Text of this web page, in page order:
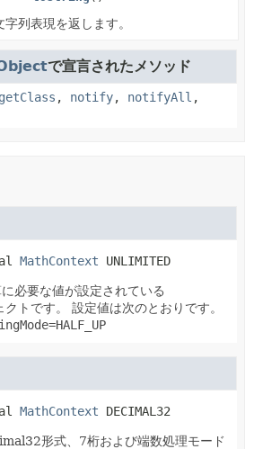
字列表現を返します。
で宣言されたメソッド
getClass , notify, notifyAll ,
MathContext UNLIMITED
必要な値が設定されている
トです。
設定値は次のとおりです。
MathContext DECIMAL32
形式、7桁および端数処理モード